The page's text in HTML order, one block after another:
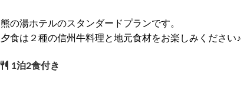
熊の湯ホテルのスタンダードプランです。
夕食は２種の信州牛料理と地元食材をお楽しみください♪
1泊2食付き